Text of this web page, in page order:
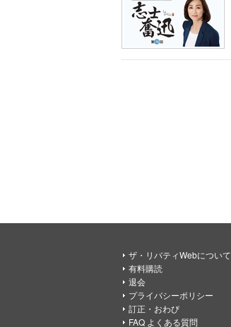
ザ・リバティWebについて
有料購読
退会
プライバシーポリシー
訂正・おわび
FAQ よくある質問